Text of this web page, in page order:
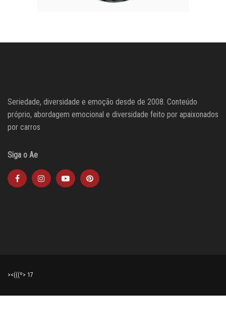
Seriedade, diversidade e emoção desde de 2008. Conteúdo
próprio, abordagem emocional e diversidade feito por apaixonados
por carros
Siga o Ae
><(((º> 17